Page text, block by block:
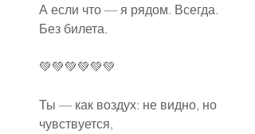
А если что — я рядом. Всегда.
Без билета.
💚💚💚💚💚💚
Ты — как воздух: не видно, но
чувствуется,